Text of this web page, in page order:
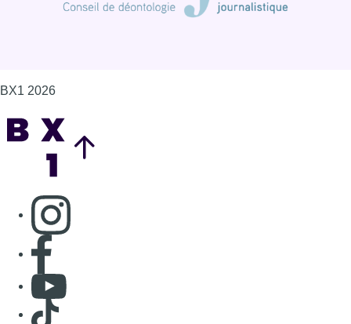
BX1 2026
Consulter page Instagram
Consulter page Facebook
Consulter Youtube
Consulter TikTok